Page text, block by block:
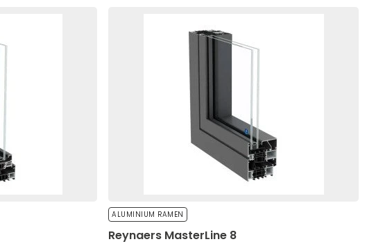
gebruikers zich op de site gedragen
ALUMINIUM RAMEN
Reynaers MasterLine 8